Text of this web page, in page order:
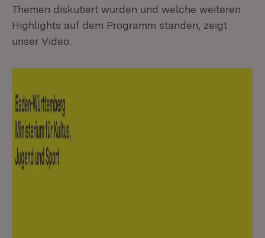
Themen diskutiert wurden und welche weiteren
Highlights auf dem Programm standen, zeigt
unser Video.